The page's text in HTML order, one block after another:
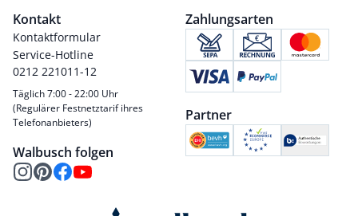
Kontakt
Kontaktformular
Service-Hotline
0212 221011-12
Täglich 7:00 - 22:00 Uhr
(Regulärer Festnetztarif ihres
Telefonanbieters)
Walbusch folgen
Zahlungsarten
Partner